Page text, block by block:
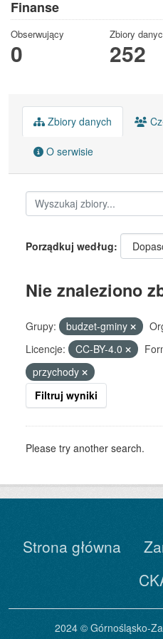
Finanse
Obserwujący
0
Zbiory
252
Zbiory danych
O serwisie
Porządkuj według
Nie znaleziono
Grupy: budzet-gminy
Licencje:
CC-BY-4.0
przychody
Filtruj wyniki
Please try another search.
Strona główna
2024 © Górnośląsko-